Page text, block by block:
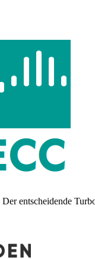
Der entscheidende